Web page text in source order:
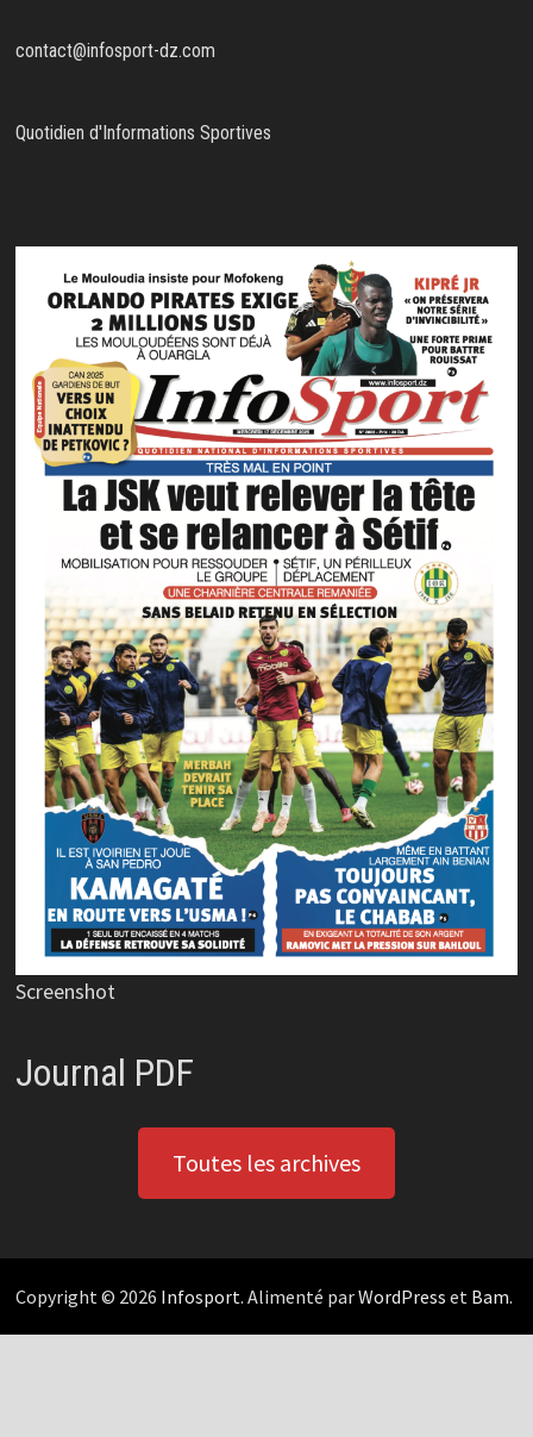
contact@infosport-dz.com
Quotidien d'Informations Sportives
Screenshot
Journal PDF
Toutes les archives
Copyright © 2026 Infosport. Alimenté parWordPress et Bam.